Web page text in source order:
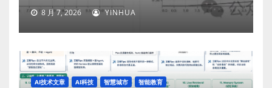
8 月 7, 2026 YINHUA
AI技术文章 AI科技 智慧城市 智能教育